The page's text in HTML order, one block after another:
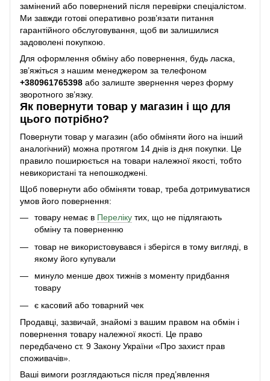
замінений або повернений після перевірки спеціалістом.
Ми завжди готові оперативно розв’язати питання
гарантійного обслуговування, щоб ви залишилися
задоволені покупкою.
Для оформлення обміну або повернення, будь ласка,
зв’яжіться з нашим менеджером за телефоном
+380961765398 або залиште звернення через форму
зворотного зв’язку.
Як повернути товар у магазин і що для
цього потрібно?
Повернути товар у магазин (або обміняти його на інший
аналогічний) можна протягом 14 днів із дня покупки. Це
правило поширюється на товари належної якості, тобто
невикористані та непошкоджені.
Щоб повернути або обміняти товар, треба дотримуватися
умов його повернення:
товару немає в Переліку тих, що не підлягають
обміну та поверненню
товар не використовувався і зберігся в тому вигляді, в
якому його купували
минуло менше двох тижнів з моменту придбання
товару
є касовий або товарний чек
Продавці, зазвичай, знайомі з вашим правом на обмін і
повернення товару належної якості. Це право
передбачено ст. 9 Закону України «Про захист прав
споживачів».
Ваші вимоги розглядаються після пред’явлення